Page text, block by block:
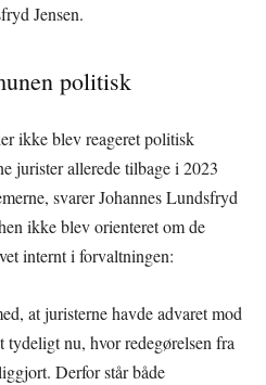
Jensen.
politisk
ikke blev reageret politisk
jurister allerede tilbage i 2023
svarer Johannes Lundsfryd
ikke blev orienteret om de
internt i forvaltningen:
at juristerne havde advaret mod
tydeligt nu, hvor redegørelsen fra
Derfor står både